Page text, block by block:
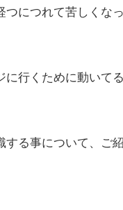
つにつれて苦しくな
に行くために動いて
する事について、ご